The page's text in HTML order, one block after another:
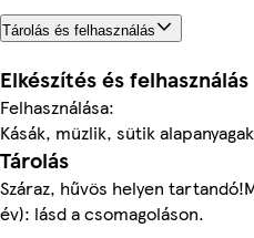
Tárolás és felhasználás
Elkészítés és felhasználás
Felhasználása:
Kásák, müzlik, sütik
Tárolás
Száraz, hűvös helyen
év): lásd a csomagoláson.